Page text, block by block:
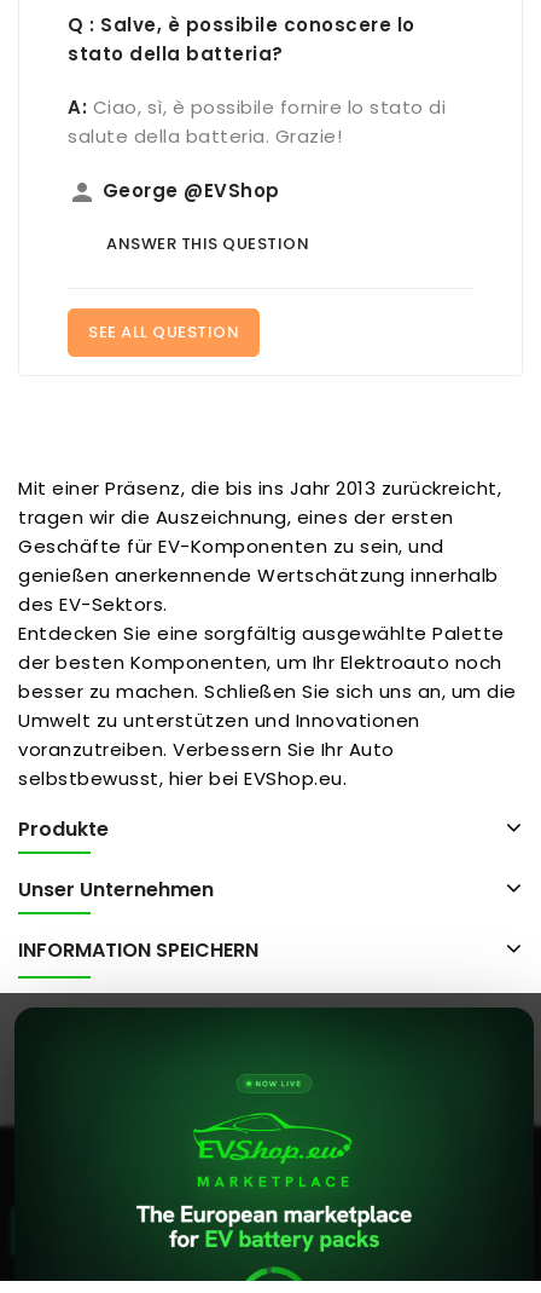
Q : Salve, è possibile conoscere lo
stato della batteria?
A: Ciao, sì, è possibile fornire lo stato di
salute della batteria. Grazie!
person George @EVShop
ANSWER THIS QUESTION
SEE ALL QUESTION
Mit einer Präsenz, die bis ins Jahr 2013 zurückreicht,
tragen wir die Auszeichnung, eines der ersten
Geschäfte für EV-Komponenten zu sein, und
genießen anerkennende Wertschätzung innerhalb
des EV-Sektors.
Entdecken Sie eine sorgfältig ausgewählte Palette
der besten Komponenten, um Ihr Elektroauto noch
besser zu machen. Schließen Sie sich uns an, um die
Umwelt zu unterstützen und Innovationen
voranzutreiben. Verbessern Sie Ihr Auto
selbstbewusst, hier bei EVShop.eu.
Produkte
Unser Unternehmen
INFORMATION SPEICHERN
Diese Website verwendet Cookies. Wenn Sie diese
Website weiterhin nutzen, stimmen Sie unserer
Verwendung von Cookies zu. Datenschutzrichtlinie
AKZEPTIEREN
© 2026 - evshop.eu Alle Rechte vorbehalten..